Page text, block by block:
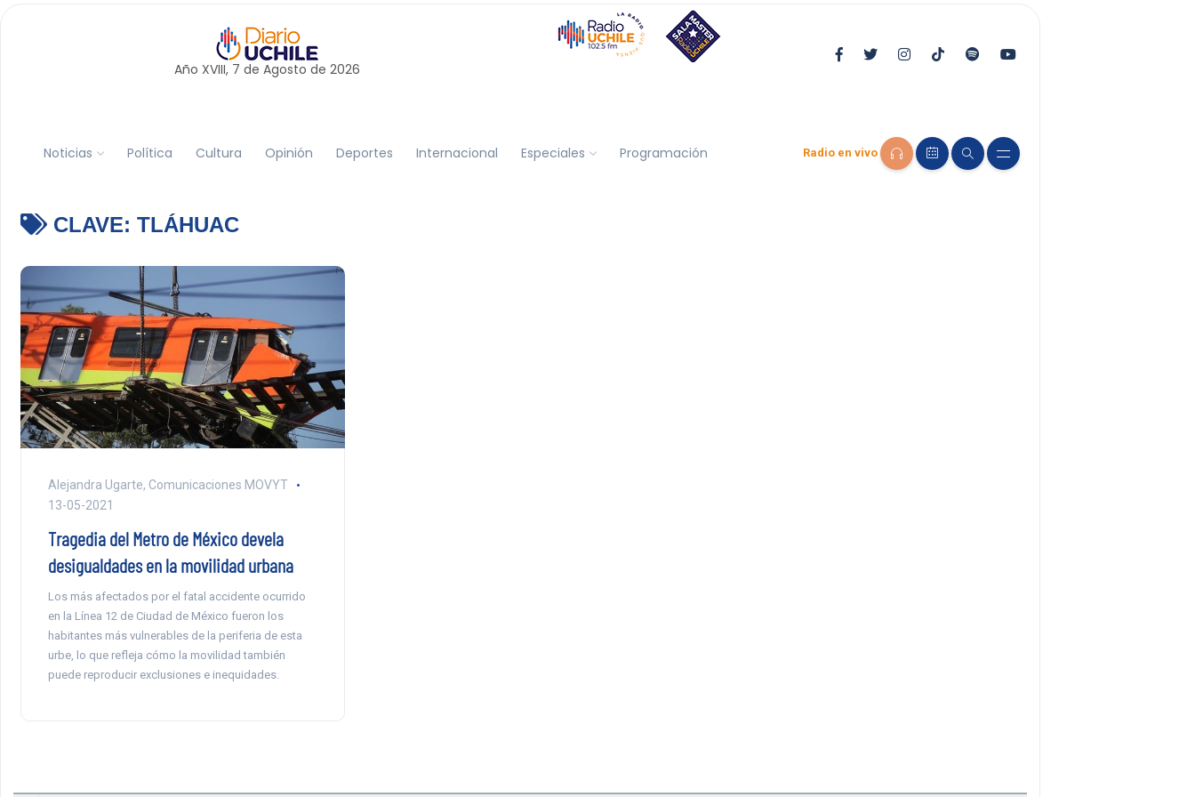
Año XVIII, 7 de Agosto de 2026
Noticias Política Cultura Opinión Deportes Internacional Especiales Programación Radio en vivo
CLAVE: TLÁHUAC
Alejandra Ugarte, Comunicaciones MOVYT
13-05-2021
Tragedia del Metro de México devela
desigualdades en la movilidad urbana
Los más afectados por el fatal accidente ocurrido
en la Línea 12 de Ciudad de México fueron los
habitantes más vulnerables de la periferia de esta
urbe, lo que refleja cómo la movilidad también
puede reproducir exclusiones e inequidades.